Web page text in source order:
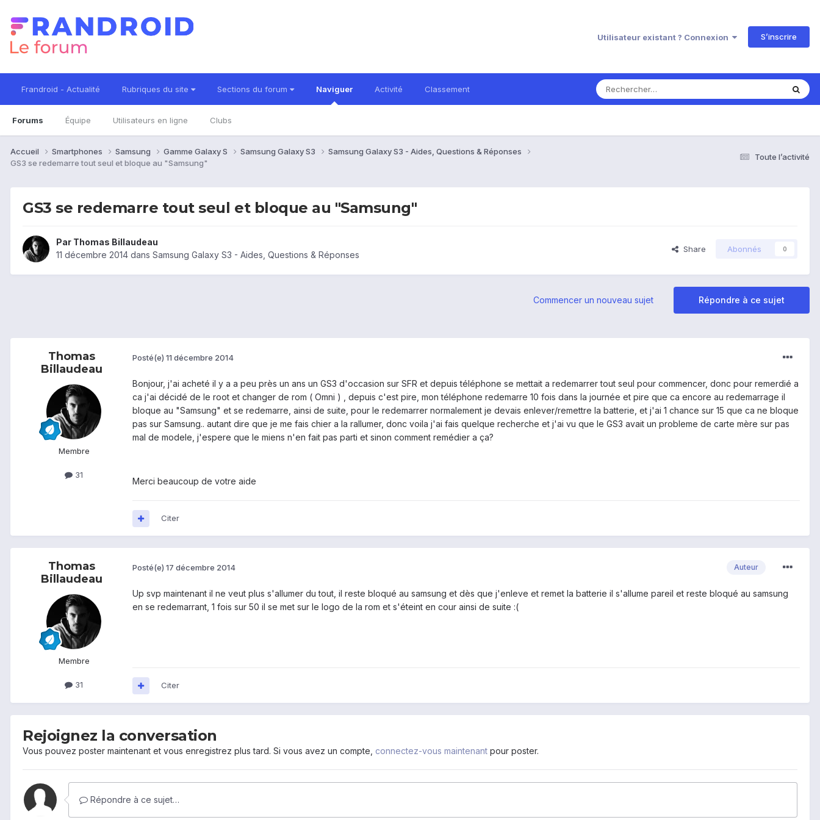
Utilisateur existant ? Connexion S’inscrire
Frandroid - Actualité Rubriques du site Sections du forum Naviguer
Forums Équipe Utilisateurs en ligne Clubs
Activité Classement
Toute l’activité
Accueil Smartphones Samsung Gamme Galaxy S Samsung Galaxy S3
Samsung Galaxy S3 - Aides, Questions & Réponses
GS3 se redemarre tout seul et bloque au "Samsung"
GS3 se redemarre tout seul et bloque au "Samsung"
Par Thomas Billaudeau
11 décembre 2014 dans Samsung Galaxy S3 - Aides, Questions & Réponses
Share Abonnés 0
Répondre à ce sujet
Commencer un nouveau sujet
Thomas
Billaudeau
Membre
31
Posté(e) 11 décembre 2014
Bonjour, j'ai acheté il y a a peu près un ans un GS3 d'occasion sur SFR et depuis téléphone se mettait a redemarrer tout seul pour commencer, donc pour remerdié a
ca j'ai décidé de le root et changer de rom ( Omni ) , depuis c'est pire, mon téléphone redemarre 10 fois dans la journée et pire que ca encore au redemarrage il
bloque au "Samsung" et se redemarre, ainsi de suite, pour le redemarrer normalement je devais enlever/remettre la batterie, et j'ai 1 chance sur 15 que ca ne bloque
pas sur Samsung.. autant dire que je me fais chier a la rallumer, donc voila j'ai fais quelque recherche et j'ai vu que le GS3 avait un probleme de carte mère sur pas
mal de modele, j'espere que le miens n'en fait pas parti et sinon comment remédier a ça?
Merci beaucoup de votre aide
Citer
Thomas
Billaudeau
Membre
31
Auteur
Posté(e) 17 décembre 2014
Up svp maintenant il ne veut plus s'allumer du tout, il reste bloqué au samsung et dès que j'enleve et remet la batterie il s'allume pareil et reste bloqué au samsung
en se redemarrant, 1 fois sur 50 il se met sur le logo de la rom et s'éteint en cour ainsi de suite :(
Citer
Rejoignez la conversation
Vous pouvez poster maintenant et vous enregistrez plus tard. Si vous avez un compte, connectez-vous maintenant pour poster.
Répondre à ce sujet…